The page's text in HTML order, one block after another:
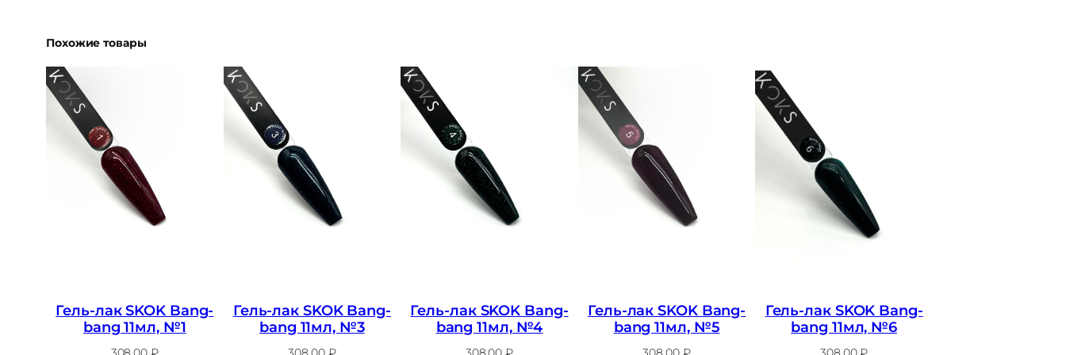
л
а
к
S
K
i
t
Похожие товары
Гель-лак SKOK Bang-
bang 11мл, №1
Гель-лак SKOK Bang-
bang 11мл, №3
Гель-лак SKOK Bang-
bang 11мл, №4
Гель-лак SKOK Bang-
bang 11мл, №5
Гель-лак SKOK Bang-
bang 11мл, №6